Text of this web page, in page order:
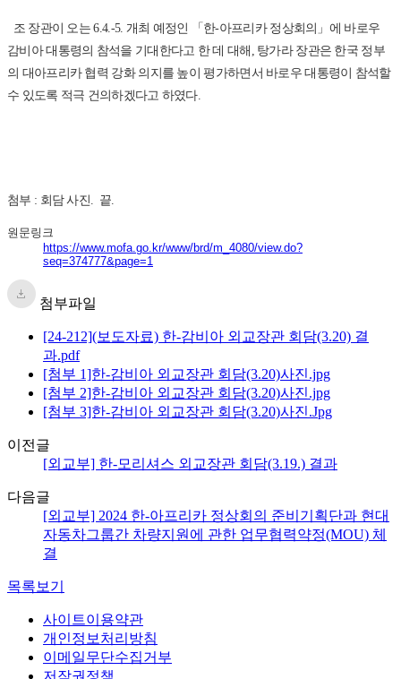
조 장관이 오는 6.4.-5. 개최 예정인 「한-아프리카 정상회의」에 바로우
감비아 대통령의 참석을 기대한다고 한 데 대해, 탕가라 장관은 한국 정부
의 대아프리카 협력 강화 의지를 높이 평가하면서 바로우 대통령이 참석할
수 있도록 적극 건의하겠다고 하였다.
첨부 : 회담 사진. 끝.
원문링크
https://www.mofa.go.kr/www/brd/m_4080/view.do?
seq=374777&page=1
첨부파일
[24-212](보도자료) 한-감비아 외교장관 회담(3.20) 결
과.pdf
[첨부 1]한-감비아 외교장관 회담(3.20)사진.jpg
[첨부 2]한-감비아 외교장관 회담(3.20)사진.jpg
[첨부 3]한-감비아 외교장관 회담(3.20)사진.Jpg
이전글
[외교부] 한-모리셔스 외교장관 회담(3.19.) 결과
다음글
[외교부] 2024 한-아프리카 정상회의 준비기획단과 현대
자동차그룹간 차량지원에 관한 업무협력약정(MOU) 체
결
목록보기
사이트이용약관
개인정보처리방침
이메일무단수집거부
저작권정책